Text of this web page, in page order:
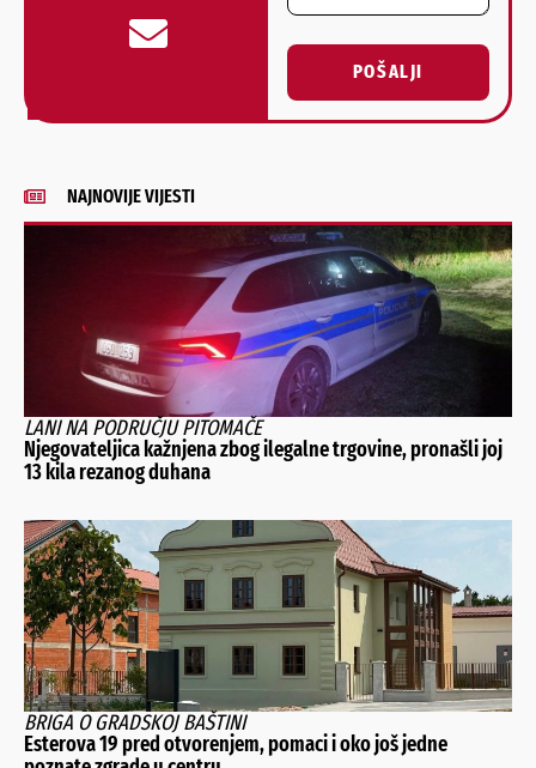
POŠALJI
Alternative:
NAJNOVIJE VIJESTI
LANI NA PODRUČJU PITOMAČE
Njegovateljica kažnjena zbog ilegalne trgovine, pronašli joj
13 kila rezanog duhana
BRIGA O GRADSKOJ BAŠTINI
Esterova 19 pred otvorenjem, pomaci i oko još jedne